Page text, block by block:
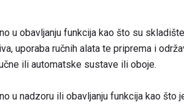
u obavljanju funkcija kao što su
uporaba ručnih alata te priprema i
ili automatske sustave ili oboje.
u nadzoru ili obavljanju funkcija kao što